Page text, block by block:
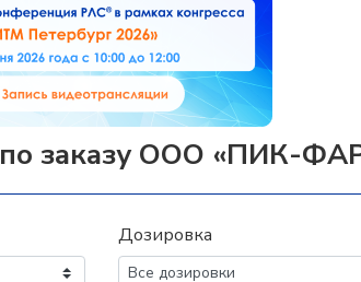
заказу ООО «ПИК-
Дозировка